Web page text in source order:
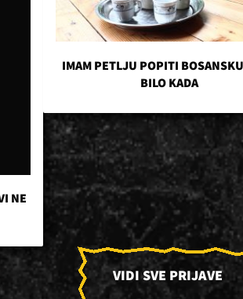
NE
IMAM PETLJU POPITI
BILO KADA
VIDI SVE PRIJAVE